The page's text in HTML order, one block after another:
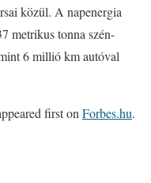
közül. A napenergia
metrikus tonna szén-
6 millió km autóval
first onForbes.hu.